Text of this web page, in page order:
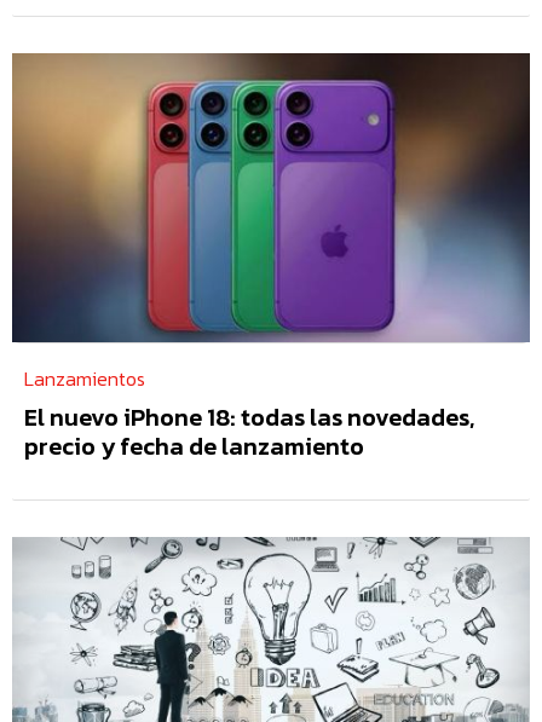
Lanzamientos
El nuevo iPhone 18: todas las novedades,
precio y fecha de lanzamiento